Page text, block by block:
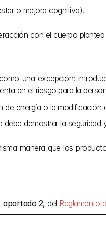
o mejora cognitiva).
con el cuerpo
una excepción:
en el riesgo para la
energía o la modificación
demostrar la
manera que los
apartado 2, del Reglamento